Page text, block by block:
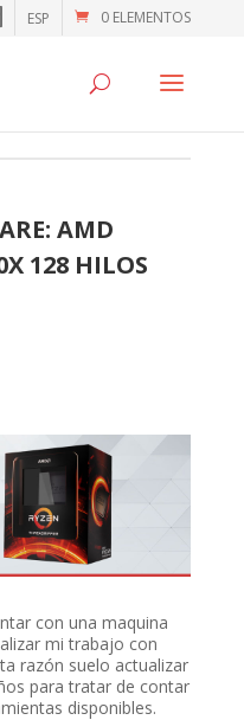
0 ELEMENTOS
ESP
AMD
128 HILOS
con una maquina
mi trabajo con
razón suelo actualizar
para tratar de contar
disponibles.